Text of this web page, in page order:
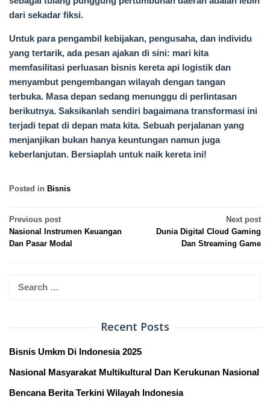
dari sekadar fiksi.
Untuk para pengambil kebijakan, pengusaha, dan individu
yang tertarik, ada pesan ajakan di sini: mari kita
memfasilitasi perluasan bisnis kereta api logistik dan
menyambut pengembangan wilayah dengan tangan
terbuka. Masa depan sedang menunggu di perlintasan
berikutnya. Saksikanlah sendiri bagaimana transformasi ini
terjadi tepat di depan mata kita. Sebuah perjalanan yang
menjanjikan bukan hanya keuntungan namun juga
keberlanjutan. Bersiaplah untuk naik kereta ini!
Posted in Bisnis
Post
navigation
Previous post
Nasional Instrumen Keuangan
Dan Pasar Modal
Next post
Dunia Digital Cloud Gaming
Dan Streaming Game
Search
Recent Posts
Bisnis Umkm Di Indonesia 2025
Nasional Masyarakat Multikultural Dan Kerukunan Nasional
Bencana Berita Terkini Wilayah Indonesia